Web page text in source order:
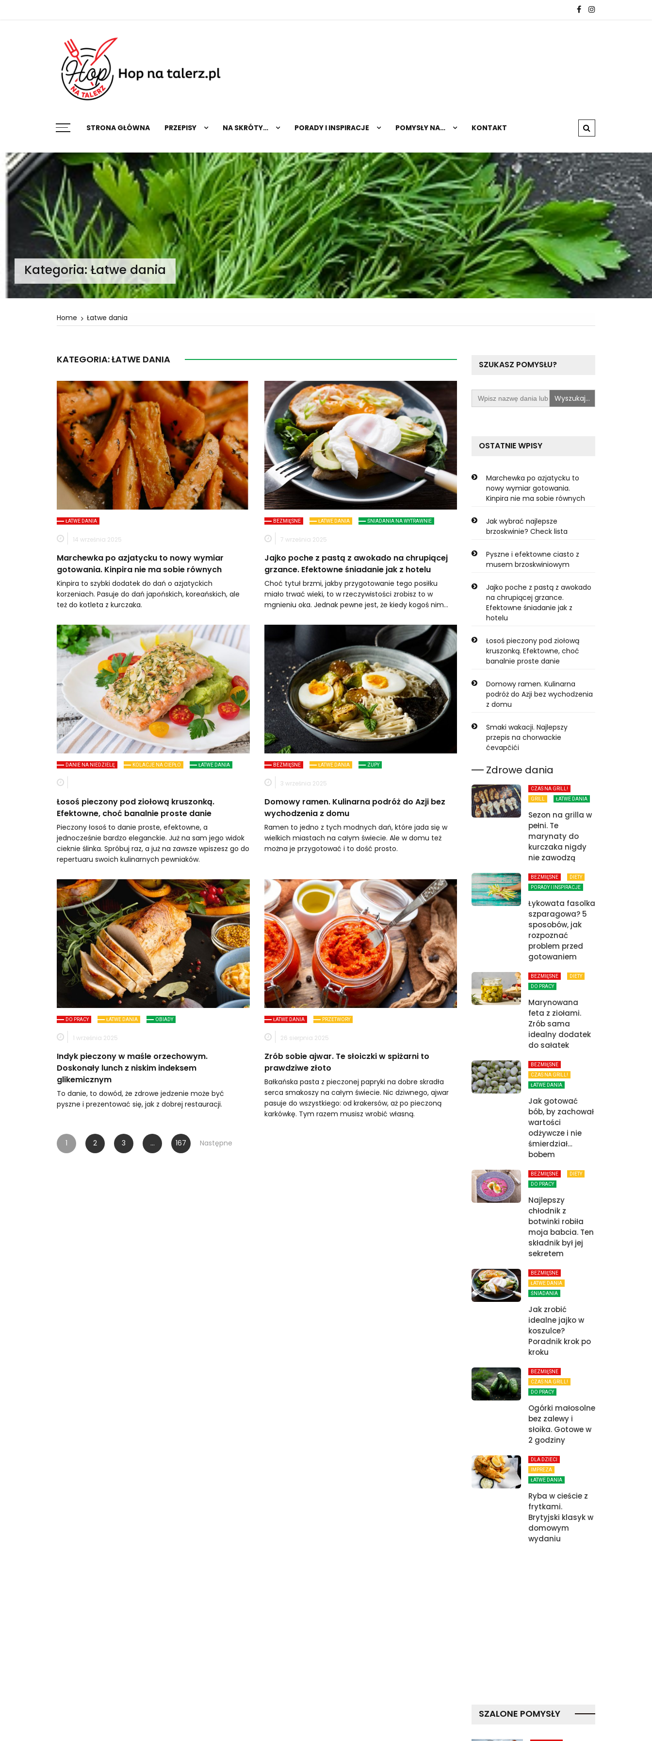
STRONA GŁÓWNA
PRZEPISY NA SKRÓTY… PORADY I INSPIRACJE POMYSŁY NA… KONTAKT
Kategoria:Łatwe dania
Home Łatwe dania
KATEGORIA:ŁATWE DANIA
ŁATWE DANIA
14 września 2025
Marchewka po azjatycku to nowy wymiar
gotowania. Kinpira nie ma sobie równych
Kinpira to szybki dodatek do dań o azjatyckich
korzeniach. Pasuje do dań japońskich, koreańskich, ale
też do kotleta z kurczaka.
BEZMIĘSNE ŁATWE DANIA ŚNIADANIA NA WYTRAWNIE
7 września 2025
Jajko poche z pastą z awokado na chrupiącej
grzance. Efektowne śniadanie jak z hotelu
Choć tytuł brzmi, jakby przygotowanie tego posiłku
miało trwać wieki, to w rzeczywistości zrobisz to w
mgnieniu oka. Jednak pewne jest, że kiedy kogoś nim…
DANIE NA NIEDZIELĘ KOLACJE NA CIEPŁO ŁATWE DANIA
Łosoś pieczony pod ziołową kruszonką.
Efektowne, choć banalnie proste danie
Pieczony łosoś to danie proste, efektowne, a
jednocześnie bardzo eleganckie. Już na sam jego widok
cieknie ślinka. Spróbuj raz, a już na zawsze wpiszesz go do
repertuaru swoich kulinarnych pewniaków.
BEZMIĘSNE ŁATWE DANIA ZUPY
3 września 2025
Domowy ramen. Kulinarna podróż do Azji bez
wychodzenia z domu
Ramen to jedno z tych modnych dań, które jada się w
wielkich miastach na całym świecie. Ale w domu też
można je przygotować i to dość prosto.
DO PRACY ŁATWE DANIA OBIADY
1 września 2025
Indyk pieczony w maśle orzechowym.
Doskonały lunch z niskim indeksem
glikemicznym
To danie, to dowód, że zdrowe jedzenie może być
pyszne i prezentować się, jak z dobrej restauracji.
ŁATWE DANIA PRZETWORY
26 sierpnia 2025
Zrób sobie ajwar. Te słoiczki w spiżarni to
prawdziwe złoto
Bałkańska pasta z pieczonej papryki na dobre skradła
serca smakoszy na całym świecie. Nic dziwnego, ajwar
pasuje do wszystkiego: od krakersów, aż po pieczoną
karkówkę. Tym razem musisz wrobić własną.
Stronicowanie
wpisów
1 2 3 … 167 Następne
SZUKASZ POMYSŁU?
Search
for:
OSTATNIE WPISY
Marchewka po azjatycku to
nowy wymiar gotowania.
Kinpira nie ma sobie równych
Jak wybrać najlepsze
brzoskwinie? Check lista
Pyszne i efektowne ciasto z
musem brzoskwiniowym
Jajko poche z pastą z awokado
na chrupiącej grzance.
Efektowne śniadanie jak z
hotelu
Łosoś pieczony pod ziołową
kruszonką. Efektowne, choć
banalnie proste danie
Domowy ramen. Kulinarna
podróż do Azji bez wychodzenia
z domu
Smaki wakacji. Najlepszy
przepis na chorwackie
ćevapčići
Zdrowe dania
CZAS NA GRILL!
GRILL
ŁATWE DANIA
Sezon na grilla w
pełni. Te
marynaty do
kurczaka nigdy
nie zawodzą
BEZMIĘSNE
DIETY
PORADY I INSPIRACJE
Łykowata fasolka
szparagowa? 5
sposobów, jak
rozpoznać
problem przed
gotowaniem
BEZMIĘSNE
DIETY
DO PRACY
Marynowana
feta z ziołami.
Zrób sama
idealny dodatek
do sałatek
BEZMIĘSNE
CZAS NA GRILL!
ŁATWE DANIA
Jak gotować
bób, by zachował
wartości
odżywcze i nie
śmierdział…
bobem
BEZMIĘSNE
DIETY
DO PRACY
Najlepszy
chłodnik z
botwinki robiła
moja babcia. Ten
składnik był jej
sekretem
BEZMIĘSNE
ŁATWE DANIA
ŚNIADANIA
Jak zrobić
idealne jajko w
koszulce?
Poradnik krok po
kroku
BEZMIĘSNE
CZAS NA GRILL!
DO PRACY
Ogórki małosolne
bez zalewy i
słoika. Gotowe w
2 godziny
DLA DZIECI
IMPREZA
ŁATWE DANIA
Ryba w cieście z
frytkami.
Brytyjski klasyk w
domowym
wydaniu
SZALONE POMYSŁY